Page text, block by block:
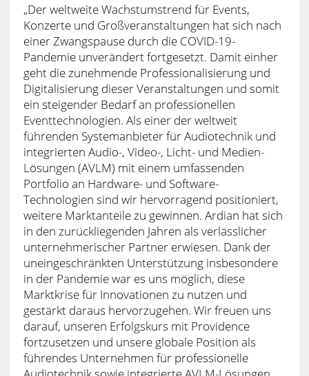
„Der weltweite Wachstumstrend für Events,
Konzerte und Großveranstaltungen hat sich nach
einer Zwangspause durch die COVID-19-
Pandemie unverändert fortgesetzt. Damit einher
geht die zunehmende Professionalisierung und
Digitalisierung dieser Veranstaltungen und somit
ein steigender Bedarf an professionellen
Eventtechnologien. Als einer der weltweit
führenden Systemanbieter für Audiotechnik und
integrierten Audio-, Video-, Licht- und Medien-
Lösungen (AVLM) mit einem umfassenden
Portfolio an Hardware- und Software-
Technologien sind wir hervorragend positioniert,
weitere Marktanteile zu gewinnen. Ardian hat sich
in den zurückliegenden Jahren als verlässlicher
unternehmerischer Partner erwiesen. Dank der
uneingeschränkten Unterstützung insbesondere
in der Pandemie war es uns möglich, diese
Marktkrise für Innovationen zu nutzen und
gestärkt daraus hervorzugehen. Wir freuen uns
darauf, unseren Erfolgskurs mit Providence
fortzusetzen und unsere globale Position als
führendes Unternehmen für professionelle